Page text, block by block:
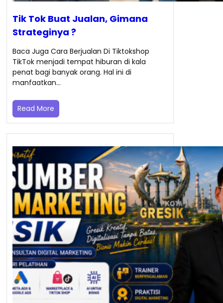
Tik Tok Buat Jualan, Gimana
Strateginya ?
Baca Juga Cara Berjualan Di Tiktokshop
TikTok menjadi tempat hiburan di kala
penat bagi banyak orang. Hal ini di
manfaatkan…
Read More